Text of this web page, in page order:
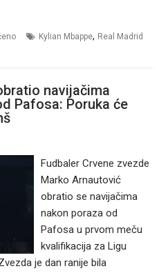
Kylian Mbappe, Real Madrid
navijačima
Pafosa: Poruka će
Fudbaler Crvene zvezde
Marko Arnautović
obratio se navijačima
nakon poraza od
Pafosa u prvom meču
kvalifikacija za Ligu
je dan ranije bila